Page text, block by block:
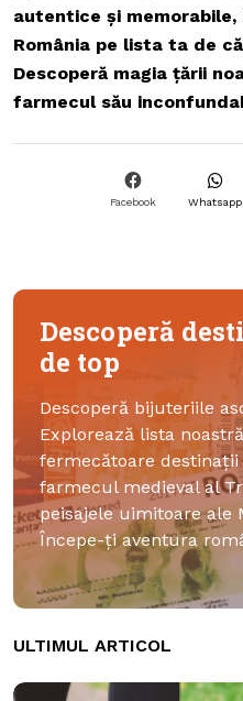
autentice și memorabile,
România pe lista ta de
Descoperă magia țării
farmecul său
Facebook Whatsapp
Descoperă
de top
Descoperă bijuteriile
Explorează lista
fermecătoare destinații
farmecul medieval al
peisajele uimitoare ale
Începe-ți aventura
ULTIMUL ARTICOL